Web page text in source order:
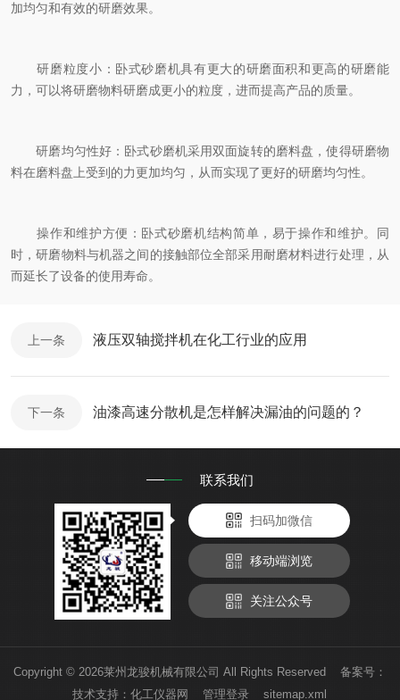
加均匀和有效的研磨效果。
研磨粒度小：卧式砂磨机具有更大的研磨面积和更高的研磨能
力，可以将研磨物料研磨成更小的粒度，进而提高产品的质量。
研磨均匀性好：卧式砂磨机采用双面旋转的磨料盘，使得研磨物
料在磨料盘上受到的力更加均匀，从而实现了更好的研磨均匀性。
操作和维护方便：卧式砂磨机结构简单，易于操作和维护。同
时，研磨物料与机器之间的接触部位全部采用耐磨材料进行处理，从
而延长了设备的使用寿命。
上一条 液压双轴搅拌机在化工行业的应用
下一条 油漆高速分散机是怎样解决漏油的问题的？
联系我们
扫码加微信
移动端浏览
关注公众号
Copyright © 2026莱州龙骏机械有限公司 All Rights Reserved 备案号：
技术支持：化工仪器网 管理登录 sitemap.xml